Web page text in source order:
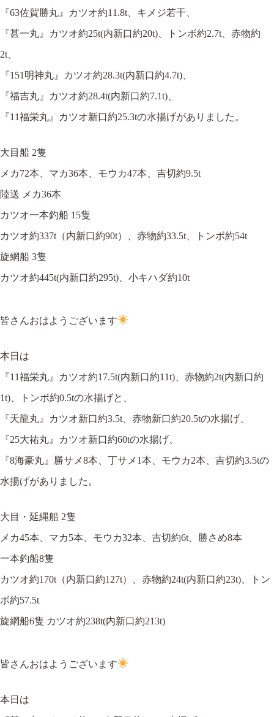
『63佐賀勝丸』カツオ約11.8t、キメジ若干、
『甚一丸』カツオ約25t(内新口約20t)、トンボ約2.7t、赤物約
2t、
『151明神丸』カツオ約28.3t(内新口約4.7t)、
『福吉丸』カツオ約28.4t(内新口約7.1t)、
『11福栄丸』カツオ新口約25.3tの水揚げがありました。
大目船 2隻
メカ72本、マカ36本、モウカ47本、吉切約9.5t
陸送 メカ36本
カツオ一本釣船 15隻
カツオ約337t（内新口約90t）、赤物約33.5t、トンボ約54t
旋網船 3隻
カツオ約445t(内新口約295t)、小キハダ約10t
皆さんおはようございます
本日は
『11福栄丸』カツオ約17.5t(内新口約11t)、赤物約2t(内新口約
1t)、トンボ約0.5tの水揚げと、
『天龍丸』カツオ新口約3.5t、赤物新口約20.5tの水揚げ、
『25大祐丸』カツオ新口約60tの水揚げ、
『8海豪丸』勝サメ8本、丁サメ1本、モウカ2本、吉切約3.5tの
水揚げがありました。
大目・延縄船 2隻
メカ45本、マカ5本、モウカ32本、吉切約6t、勝さめ8本
一本釣船8隻
カツオ約170t（内新口約127t）、赤物約24t(内新口約23t)、トン
ボ約57.5t
旋網船6隻 カツオ約238t(内新口約213t)
皆さんおはようございます
本日は